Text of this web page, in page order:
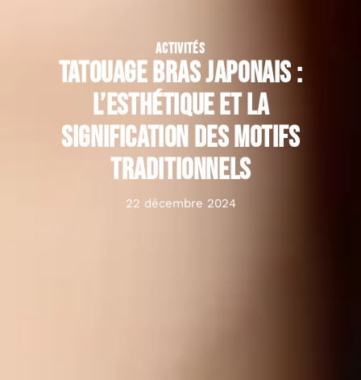
ACTIVITÉS
Tatouage bras japonais :
l’esthétique et la
signification des motifs
traditionnels
22 décembre 2024